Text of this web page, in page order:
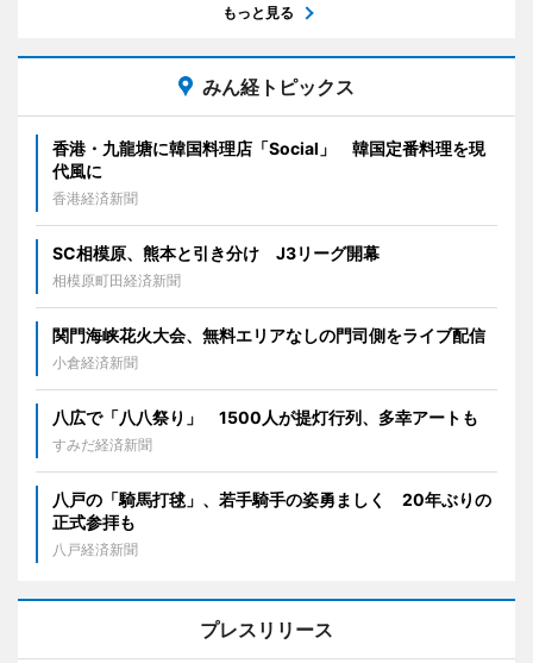
もっと見る
みん経トピックス
香港・九龍塘に韓国料理店「Social」 韓国定番料理を現
代風に
香港経済新聞
SC相模原、熊本と引き分け J3リーグ開幕
相模原町田経済新聞
関門海峡花火大会、無料エリアなしの門司側をライブ配信
小倉経済新聞
八広で「八八祭り」 1500人が提灯行列、多幸アートも
すみだ経済新聞
八戸の「騎馬打毬」、若手騎手の姿勇ましく 20年ぶりの
正式参拝も
八戸経済新聞
プレスリリース